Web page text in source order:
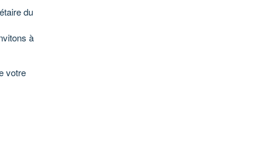
du
à
votre